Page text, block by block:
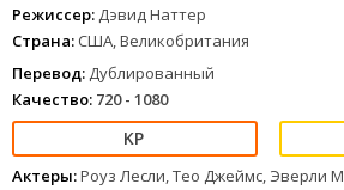
Режиссер: Дэвид Наттер
Страна: США, Великобритания
Перевод: Дублированный
Качество: 720 - 1080
Актеры:Роуз Лесли, Тео Джеймс, Эверли